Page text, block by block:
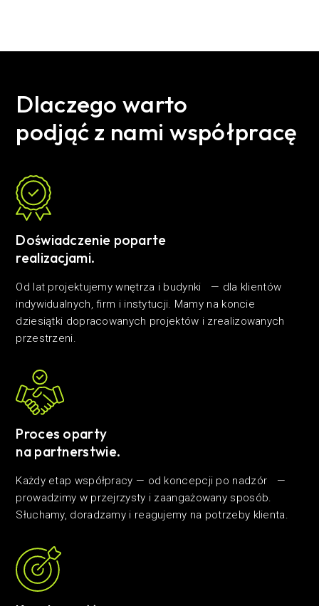
Dlaczego warto
podjąć z nami współpracę
Doświadczenie poparte
realizacjami.
Od lat projektujemy wnętrza i budynki — dla klientów
indywidualnych, firm i instytucji. Mamy na koncie
dziesiątki dopracowanych projektów i zrealizowanych
przestrzeni.
Proces oparty
na partnerstwie.
Każdy etap współpracy — od koncepcji po nadzór —
prowadzimy w przejrzysty i zaangażowany sposób.
Słuchamy, doradzamy i reagujemy na potrzeby klienta.